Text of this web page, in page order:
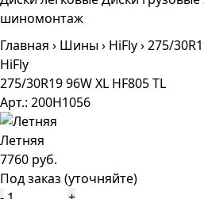
шиномонтаж
Главная › Шины› HiFly›275/
HiFly
275/30R19 96W XL HF805 TL
Арт.: 200H1056
Летняя
7760 руб.
Под заказ (уточняйте)